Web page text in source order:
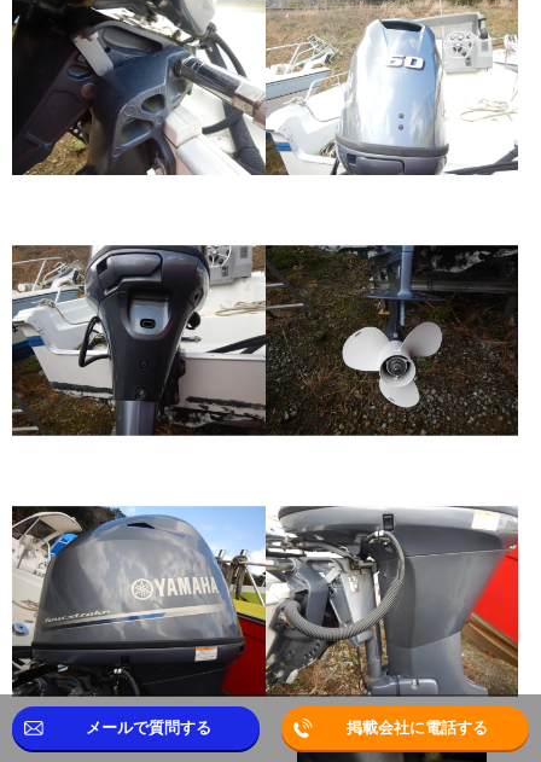
メールで質問する 掲載会社に電話する